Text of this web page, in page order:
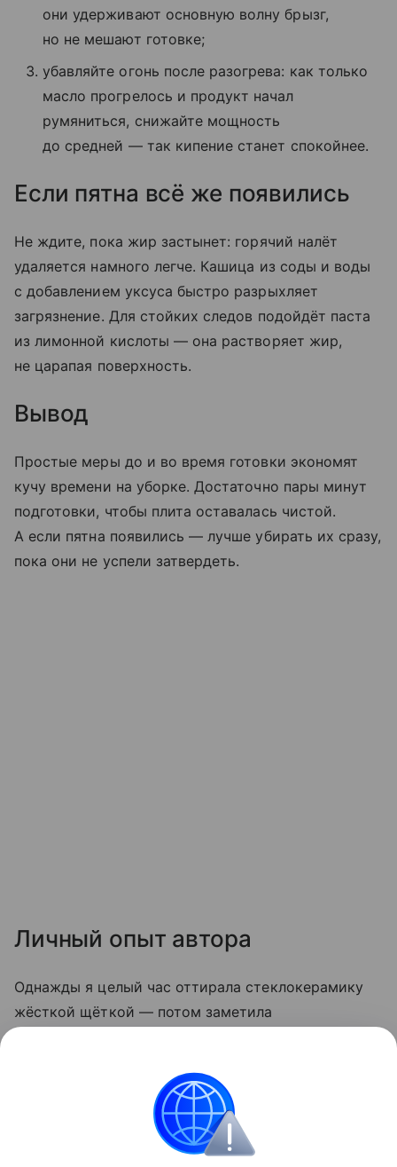
они удерживают основную волну брызг,
но не мешают готовке;
убавляйте огонь после разогрева: как только
масло прогрелось и продукт начал
румяниться, снижайте мощность
до средней — так кипение станет спокойнее.
Если пятна всё же появились
Не ждите, пока жир застынет: горячий налёт
удаляется намного легче. Кашица из соды и воды
с добавлением уксуса быстро разрыхляет
загрязнение. Для стойких следов подойдёт паста
из лимонной кислоты — она растворяет жир,
не царапая поверхность.
Вывод
Простые меры до и во время готовки экономят
кучу времени на уборке. Достаточно пары минут
подготовки, чтобы плита оставалась чистой.
А если пятна появились — лучше убирать их сразу,
пока они не успели затвердеть.
Личный опыт автора
Однажды я целый час оттирала стеклокерамику
жёсткой щёткой — потом заметила
стороной губки и содой. Теперь плита выглядит
опрятно даже после самых «бурных» блюд.